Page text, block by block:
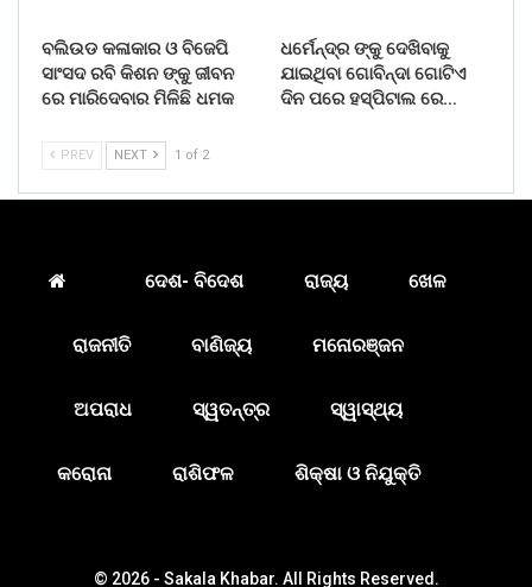
ବଲିଉଡ କଳାକାର ଓ ବିଜେପି
ସାଂସଦ ରବି କିଶନ ଙ୍କୁ ଜୀବନ
ରେ ମାରିଦେବାର ମିଳିଛି ଧମକ
ଧର୍ମେନ୍ଦ୍ର ଙ୍କୁ ଦେଖିବାକୁ
ଯାଇଥିବା ଗୋବିନ୍ଦା ଗୋଟିଏ
ଦିନ ପରେ ହସ୍ପିଟାଲ ରେ…
PREV NEXT 1 of 2
ଦେଶ- ବିଦେଶ ରାଜ୍ୟ ଖେଳ
ରାଜନୀତି ବାଣିଜ୍ୟ ମନୋରଞ୍ଜନ
ଅପରାଧ ସ୍ୱତନ୍ତ୍ର ସ୍ୱାସ୍ଥ୍ୟ
କରୋନା ରାଶିଫଳ ଶିକ୍ଷା ଓ ନିଯୁକ୍ତି
© 2026 - Sakala Khabar. All Rights Reserved.